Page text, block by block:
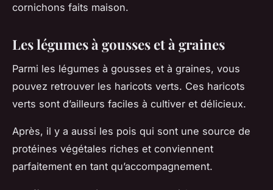
cornichons faits maison.
Les légumes à gousses et à graines
Parmi les légumes à gousses et à graines, vous
pouvez retrouver les haricots verts. Ces haricots
verts sont d’ailleurs faciles à cultiver et délicieux.
Après, il y a aussi les pois qui sont une source de
protéines végétales riches et conviennent
parfaitement en tant qu’accompagnement.